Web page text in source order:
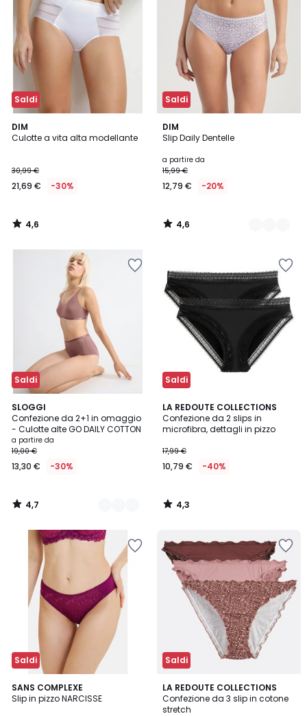
Saldi
DIM
Culotte a vita alta modellante
30,99 €
21,69 € -30%
4,6
/ 5
4,6
/
Saldi
DIM
Slip Daily Dentelle
a partire da
15,99 €
12,79 € -20%
4,6
/ 5
4
Colori
4,6
/
Saldi
SLOGGI
Confezione da 2+1 in omaggio
- Culotte alte GO DAILY COTTON
a partire da
19,00 €
13,30 € -30%
4,7
/ 5
4
Colori
4,7
/
Saldi
LA REDOUTE COLLECTIONS
Confezione da 2 slips in
microfibra, dettagli in pizzo
17,99 €
10,79 € -40%
4,3
/ 5
4,3
/
Saldi
SANS COMPLEXE
Slip in pizzo NARCISSE
4,6
/ 5
2
Colori
Saldi
LA REDOUTE COLLECTIONS
Confezione da 3 slip in cotone
stretch
4,6
/ 5